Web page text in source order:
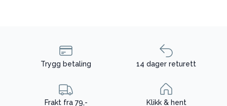
Trygg betaling 14 dager returett
Frakt fra 79,- Klikk & hent